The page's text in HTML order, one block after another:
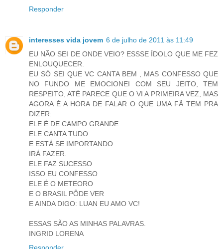
Responder
interesses vida jovem 6 de julho de 2011 às 11:49
EU NÃO SEI DE ONDE VEIO? ESSSE ÍDOLO QUE ME FEZ
ENLOUQUECER.
EU SÓ SEI QUE VC CANTA BEM , MAS CONFESSO QUE
NO FUNDO ME EMOCIONEI COM SEU JEITO, TEM
RESPEITO, ATÉ PARECE QUE O VI A PRIMEIRA VEZ, MAS
AGORA É A HORA DE FALAR O QUE UMA FÃ TEM PRA
DIZER:
ELE É DE CAMPO GRANDE
ELE CANTA TUDO
E ESTÁ SE IMPORTANDO
IRÁ FAZER.
ELE FAZ SUCESSO
ISSO EU CONFESSO
ELE É O METEORO
E O BRASIL PÔDE VER
E AINDA DIGO: LUAN EU AMO VC!
ESSAS SÃO AS MINHAS PALAVRAS.
INGRID LORENA